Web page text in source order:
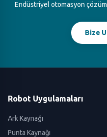
Endüstriyel otomasyon
Bize
Robot Uygulamaları
Ark Kaynağı
Punta Kaynağı